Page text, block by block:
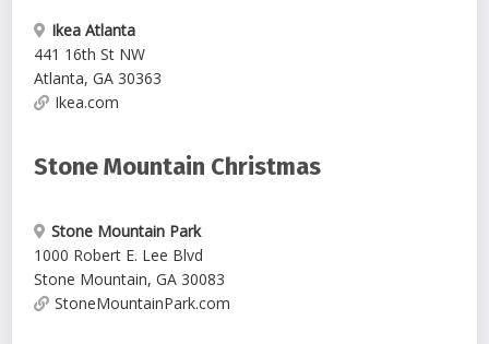
Ikea Atlanta
441 16th St NW
Atlanta, GA 30363
Ikea.com
Stone Mountain Christmas
Stone Mountain Park
1000 Robert E. Lee Blvd
Stone Mountain, GA 30083
StoneMountainPark.com